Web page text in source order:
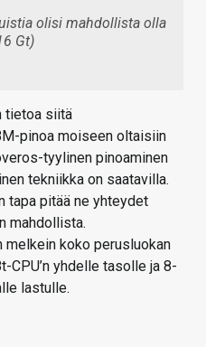
olisi mahdollista olla
Gt)
tietoa siitä
pinoa moiseen oltaisiin
tyylinen pinoaminen
tekniikka on saatavilla.
tapa pitää ne yhteydet
mahdollista.
koko perusluokan
yhdelle tasolle ja 8-
lastulle.